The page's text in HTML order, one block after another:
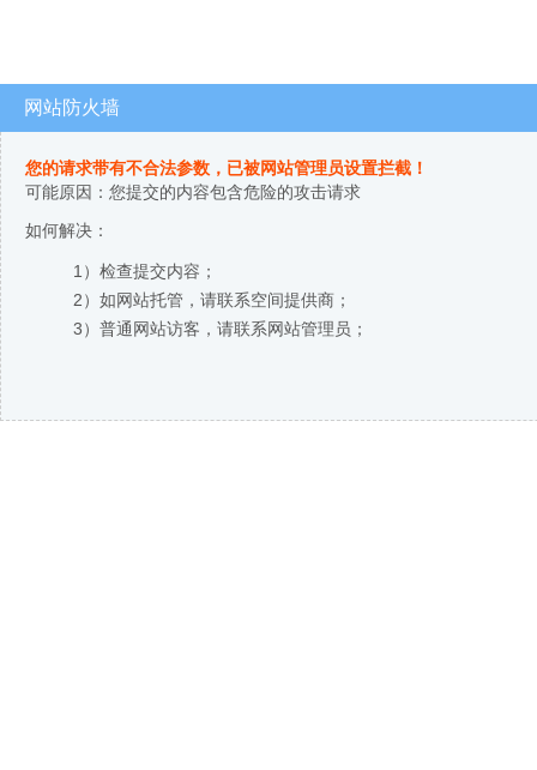
网站防火墙
您的请求带有不合法参数，已被网站管理员设置拦截！
可能原因：您提交的内容包含危险的攻击请求
如何解决：
1）检查提交内容；
2）如网站托管，请联系空间提供商；
3）普通网站访客，请联系网站管理员；